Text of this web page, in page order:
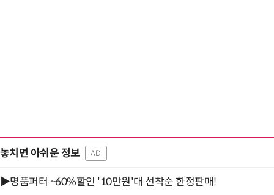
놓치면 아쉬운 정보 AD
▶명품퍼터 ~60%할인 '10만원'대 선착순 한정판매!